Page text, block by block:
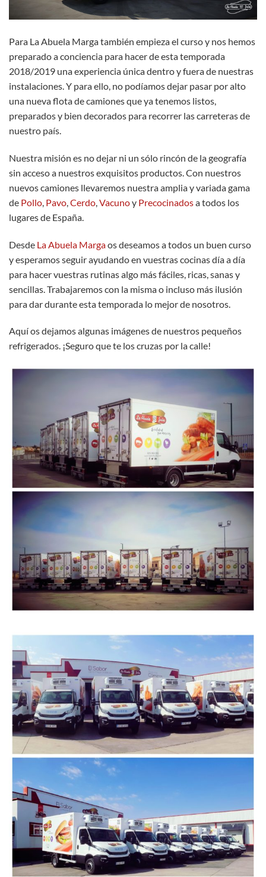
Para La Abuela Marga también empieza el curso y nos hemos
preparado a conciencia para hacer de esta temporada
2018/2019 una experiencia única dentro y fuera de nuestras
instalaciones. Y para ello, no podíamos dejar pasar por alto
una nueva flota de camiones que ya tenemos listos,
preparados y bien decorados para recorrer las carreteras de
nuestro país.
Nuestra misión es no dejar ni un sólo rincón de la geografía
sin acceso a nuestros exquisitos productos. Con nuestros
nuevos camiones llevaremos nuestra amplia y variada gama
de Pollo Pavo Cerdo Vacunoy Precocinadosa todos los
lugares de España.
Desde La Abuela Margaos deseamos a todos un buen curso
y esperamos seguir ayudando en vuestras cocinas día a día
para hacer vuestras rutinas algo más fáciles, ricas, sanas y
sencillas. Trabajaremos con la misma o incluso más ilusión
para dar durante esta temporada lo mejor de nosotros.
Aquí os dejamos algunas imágenes de nuestros pequeños
refrigerados. ¡Seguro que te los cruzas por la calle!